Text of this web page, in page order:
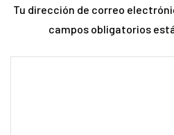
Tu dirección de correo
campos obligatorios